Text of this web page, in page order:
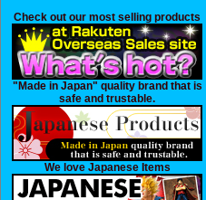
Check out our most selling products
"Made in Japan" quality brand that is
safe and trustable.
We love Japanese Items